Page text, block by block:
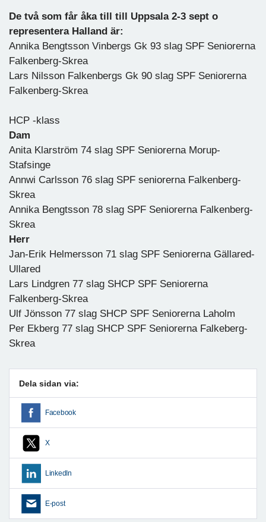
De två som får åka till till Uppsala 2-3 sept o
representera Halland är:
Annika Bengtsson Vinbergs Gk 93 slag SPF Seniorerna
Falkenberg-Skrea
Lars Nilsson Falkenbergs Gk 90 slag SPF Seniorerna
Falkenberg-Skrea
HCP -klass
Dam
Anita Klarström 74 slag SPF Seniorerna Morup-
Stafsinge
Annwi Carlsson 76 slag SPF seniorerna Falkenberg-
Skrea
Annika Bengtsson 78 slag SPF Seniorerna Falkenberg-
Skrea
Herr
Jan-Erik Helmersson 71 slag SPF Seniorerna Gällared-
Ullared
Lars Lindgren 77 slag SHCP SPF Seniorerna
Falkenberg-Skrea
Ulf Jönsson 77 slag SHCP SPF Seniorerna Laholm
Per Ekberg 77 slag SHCP SPF Seniorerna Falkeberg-
Skrea
Dela sidan via:
Facebook
X
LinkedIn
E-post